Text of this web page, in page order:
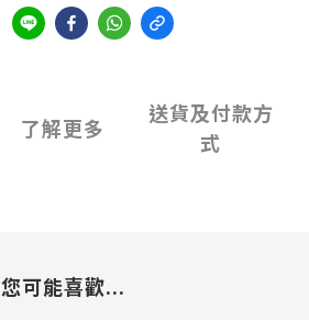
了解更多
送貨及付款方
式
您可能喜歡...